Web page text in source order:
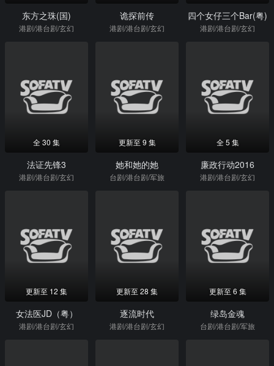
东方之珠(国)
港剧/港台剧/玄幻
诡探前传
港剧/港台剧/玄幻
四个女仔三个Bar(粤)
港剧/港台剧/玄幻
全 30 集
法证先锋3
港剧/港台剧/玄幻
更新至 9 集
她和她的她
台剧/港台剧/军旅
全 5 集
廉政行动2016
港剧/港台剧/玄幻
更新至 12 集
女法医JD（粤）
港剧/港台剧/玄幻
更新至 28 集
逐流时代
港剧/港台剧/玄幻
更新至 6 集
绿岛金魂
台剧/港台剧/军旅